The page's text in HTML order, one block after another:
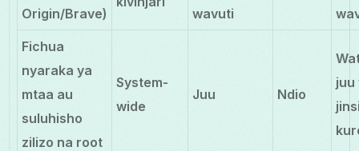
Origin/Brave) wavuti
Fichua
nyaraka ya
mtaa au
suluhisho
zilizo na root
System-
wide
Juu Ndio
juu